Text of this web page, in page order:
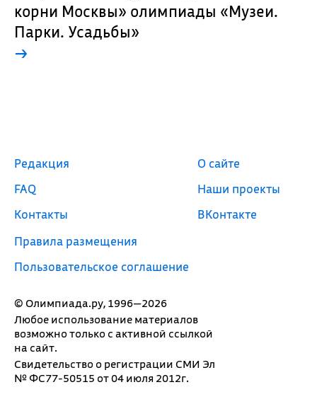
корни Москвы» олимпиады «Музеи.
Парки. Усадьбы»
→
© Олимпиада.ру, 1996—2026
Любое использование материалов
возможно только с активной ссылкой
на сайт.
Свидетельство о регистрации СМИ Эл
№ ФС77-50515 от 04 июля 2012г.
Редакция
FAQ
Контакты
Правила размещения
Пользовательское соглашение
О сайте
Наши проекты
ВКонтакте